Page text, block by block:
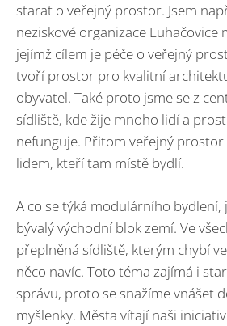
starat o veřejný prostor. Jsem
neziskové organizace Luhačovice
jejímž cílem je péče o veřejný
tvoří prostor pro kvalitní
obyvatel. Také proto jsme se z
sídliště, kde žije mnoho lidí a
nefunguje. Přitom veřejný
lidem, kteří tam místě bydlí.
A co se týká modulárního
bývalý východní blok zemí. Ve
přeplněná sídliště, kterým chybí
něco navíc. Toto téma zajímá i
správu, proto se snažíme vnášet
myšlenky. Města vítají naši